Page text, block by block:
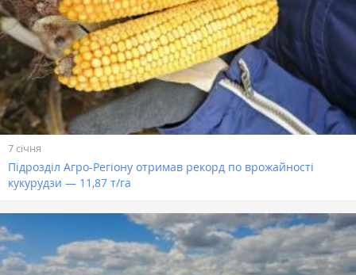
7 січня
Підрозділ Агро-Регіону отримав рекорд по врожайності
кукурудзи — 11,87 т/га